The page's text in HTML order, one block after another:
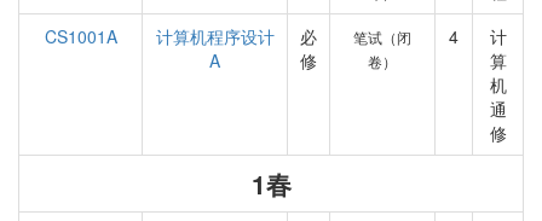
CS1001A
计算机程序设计
A
必
修
笔试（闭
卷）
4
计
算
机
通
修
1春